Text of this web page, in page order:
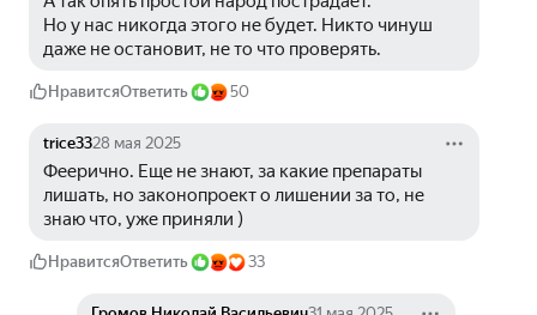
Но у нас никогда этого не будет. Никто чинуш
даже не остановит, не то что проверять.
НравитсяОтветить 50
trice3328 мая 2025
Феерично. Еще не знают, за какие препараты
лишать, но законопроект о лишении за то, не
знаю что, уже приняли )
НравитсяОтветить 33